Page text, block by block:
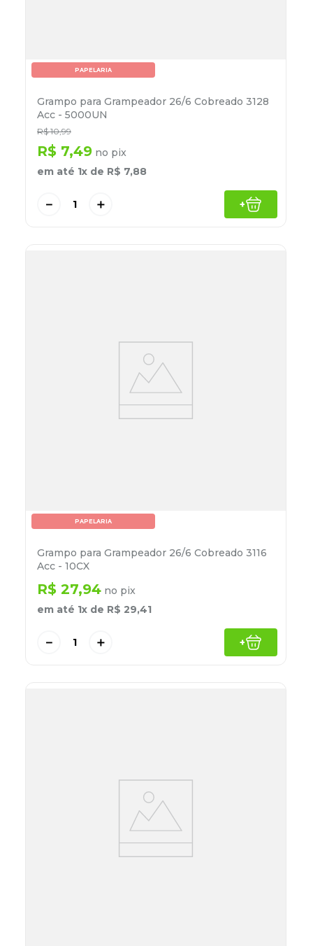
PAPELARIA
Grampo para Grampeador 26/6 Cobreado 3128
Acc - 5000UN
R$ 10,99
R$ 7,49 no pix
em até 1x de R$ 7,88
＋
－ +
PAPELARIA
Grampo para Grampeador 26/6 Cobreado 3116
Acc - 10CX
R$ 27,94 no pix
em até 1x de R$ 29,41
＋
－ +